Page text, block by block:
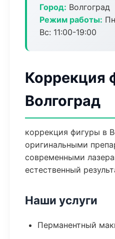
Город: Волгоград
Режим работы:
Вс: 11:00-19:00
Коррекция
Волгоград
коррекция фигуры в
оригинальными
современными
естественный
Наши услуги
Перманентный